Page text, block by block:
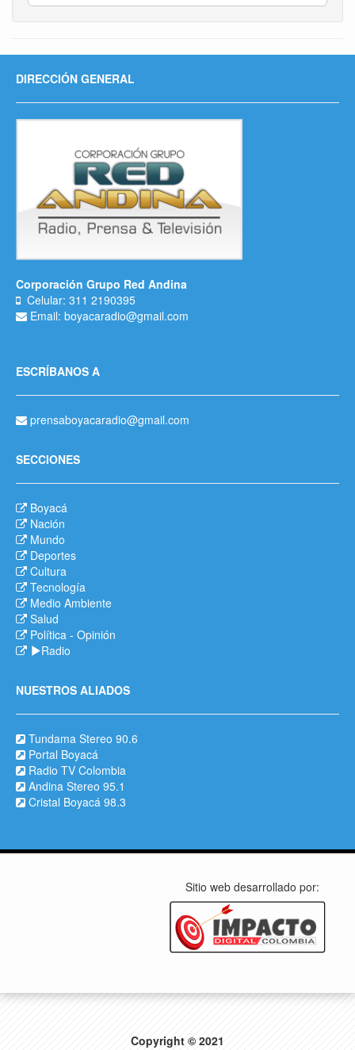
DIRECCIÓN GENERAL
Corporación Grupo Red Andina
Celular: 311 2190395
Email: boyacaradio@gmail.com
ESCRÍBANOS A
prensaboyacaradio@gmail.com
SECCIONES
Boyacá
Nación
Mundo
Deportes
Cultura
Tecnología
Medio Ambiente
Salud
Política - Opinión
Radio
NUESTROS ALIADOS
Tundama Stereo 90.6
Portal Boyacá
Radio TV Colombia
Andina Stereo 95.1
Cristal Boyacá 98.3
Sitio web desarrollado por:
Copyright © 2021